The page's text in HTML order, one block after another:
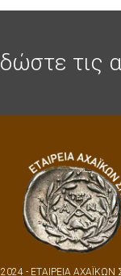
τις
- ΕΤΑΙΡΕΙΑ